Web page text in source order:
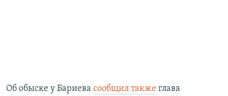
Об обыске у Бариева сообщил также глава